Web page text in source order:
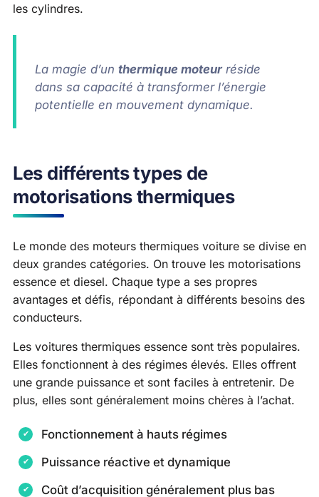
les cylindres.
La magie d’un thermique moteurréside
dans sa capacité à transformer l’énergie
potentielle en mouvement dynamique.
Les différents types de
motorisations thermiques
Le monde des moteurs thermiques voiture se divise en
deux grandes catégories. On trouve les motorisations
essence et diesel. Chaque type a ses propres
avantages et défis, répondant à différents besoins des
conducteurs.
Les voitures thermiques essence sont très populaires.
Elles fonctionnent à des régimes élevés. Elles offrent
une grande puissance et sont faciles à entretenir. De
plus, elles sont généralement moins chères à l’achat.
Fonctionnement à hauts régimes
Puissance réactive et dynamique
Coût d’acquisition généralement plus bas